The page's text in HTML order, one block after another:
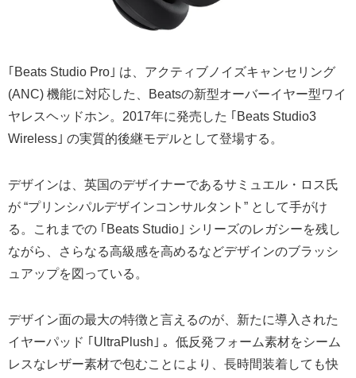
｢Beats Studio Pro｣ は、アクティブノイズキャンセリング
(ANC) 機能に対応した、Beatsの新型オーバーイヤー型ワイ
ヤレスヘッドホン。2017年に発売した ｢Beats Studio3
Wireless｣ の実質的後継モデルとして登場する。
デザインは、英国のデザイナーであるサミュエル・ロス氏
が “プリンシパルデザインコンサルタント” として手がけ
る。これまでの ｢Beats Studio｣ シリーズのレガシーを残し
ながら、さらなる高級感を高めるなどデザインのブラッシ
ュアップを図っている。
デザイン面の最大の特徴と言えるのが、新たに導入された
イヤーパッド ｢UltraPlush｣ 。低反発フォーム素材をシーム
レスなレザー素材で包むことにより、長時間装着しても快